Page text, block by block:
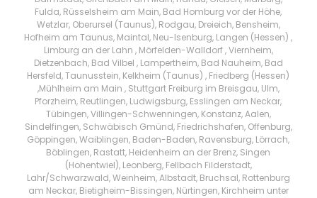
Fulda, Rüsselsheim am Main, Bad Homburg vor der Höhe,
Wetzlar, Oberursel (Taunus), Rodgau, Dreieich, Bensheim,
Hofheim am Taunus, Maintal, Neu-Isenburg, Langen (Hessen) ,
Limburg an der Lahn , Mörfelden-Walldorf , Viernheim,
Dietzenbach, Bad Vilbel , Lampertheim, Bad Nauheim, Bad
Hersfeld, Taunusstein, Kelkheim (Taunus) , Friedberg (Hessen)
,Mühlheim am Main , Stuttgart Freiburg im Breisgau, Ulm,
Pforzheim, Reutlingen, Ludwigsburg, Esslingen am Neckar,
Tübingen, Villingen-Schwenningen, Konstanz, Aalen,
Sindelfingen, Schwäbisch Gmünd, Friedrichshafen, Offenburg,
Göppingen, Waiblingen, Baden-Baden, Ravensburg, Lörrach,
Böblingen, Rastatt, Heidenheim an der Brenz, Singen
(Hohentwiel), Leonberg, Fellbach Filderstadt,
Lahr/Schwarzwald, Weinheim, Albstadt, Bruchsal, Rottenburg
am Neckar, Bietigheim-Bissingen, Nürtingen, Kirchheim unter